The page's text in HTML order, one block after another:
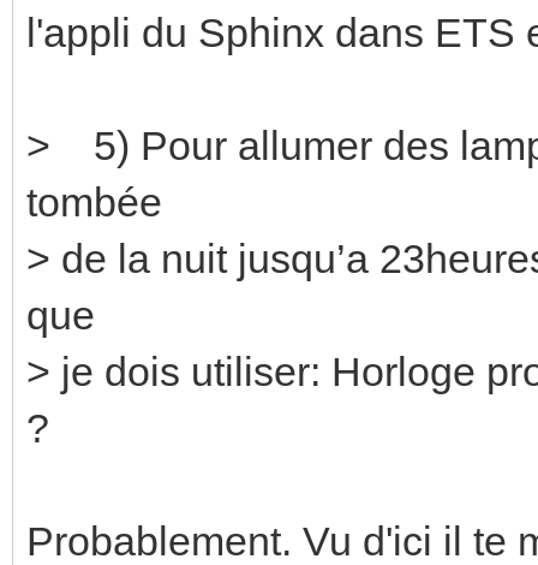
l'appli du Sphinx dans ETS
> 5) Pour allumer des
tombée
> de la nuit jusqu’a
que
> je dois utiliser: Horloge
?
Probablement. Vu d'ici il te